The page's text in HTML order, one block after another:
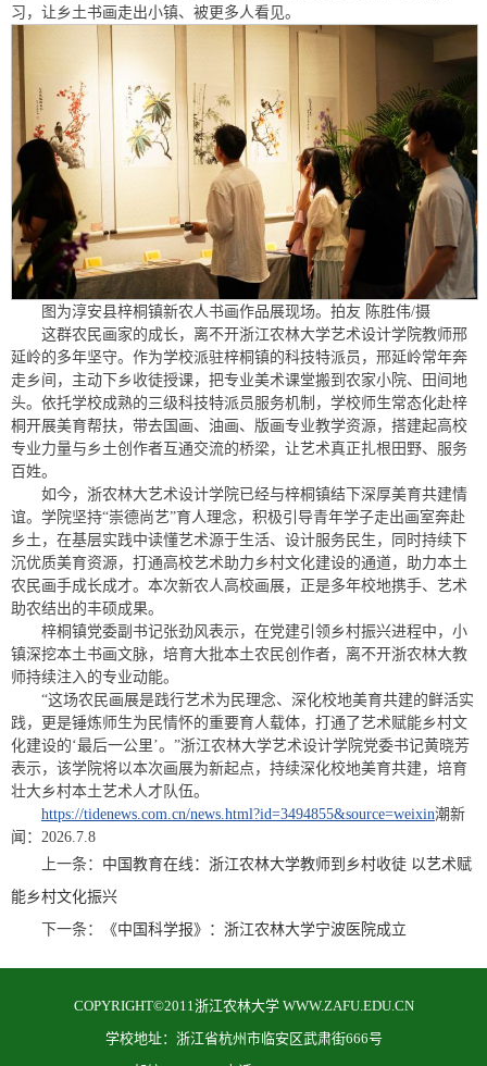
习，让乡土书画走出小镇、被更多人看见。
图为淳安县梓桐镇新农人书画作品展现场。拍友 陈胜伟/摄
这群农民画家的成长，离不开浙江农林大学艺术设计学院教师邢
延岭的多年坚守。作为学校派驻梓桐镇的科技特派员，邢延岭常年奔
走乡间，主动下乡收徒授课，把专业美术课堂搬到农家小院、田间地
头。依托学校成熟的三级科技特派员服务机制，学校师生常态化赴梓
桐开展美育帮扶，带去国画、油画、版画专业教学资源，搭建起高校
专业力量与乡土创作者互通交流的桥梁，让艺术真正扎根田野、服务
百姓。
如今，浙农林大艺术设计学院已经与梓桐镇结下深厚美育共建情
谊。学院坚持“崇德尚艺”育人理念，积极引导青年学子走出画室奔赴
乡土，在基层实践中读懂艺术源于生活、设计服务民生，同时持续下
沉优质美育资源，打通高校艺术助力乡村文化建设的通道，助力本土
农民画手成长成才。本次新农人高校画展，正是多年校地携手、艺术
助农结出的丰硕成果。
梓桐镇党委副书记张劲风表示，在党建引领乡村振兴进程中，小
镇深挖本土书画文脉，培育大批本土农民创作者，离不开浙农林大教
师持续注入的专业动能。
“这场农民画展是践行艺术为民理念、深化校地美育共建的鲜活实
践，更是锤炼师生为民情怀的重要育人载体，打通了艺术赋能乡村文
化建设的‘最后一公里’。”浙江农林大学艺术设计学院党委书记黄晓芳
表示，该学院将以本次画展为新起点，持续深化校地美育共建，培育
壮大乡村本土艺术人才队伍。
https://tidenews.com.cn/news.html?id=3494855&source=weixin潮新
闻：2026.7.8
上一条： 中国教育在线：浙江农林大学教师到乡村收徒 以艺术赋
能乡村文化振兴
下一条：
《中国科学报》：浙江农林大学宁波医院成立
COPYRIGHT©2011浙江农林大学 WWW.ZAFU.EDU.CN
学校地址：浙江省杭州市临安区武肃街666号